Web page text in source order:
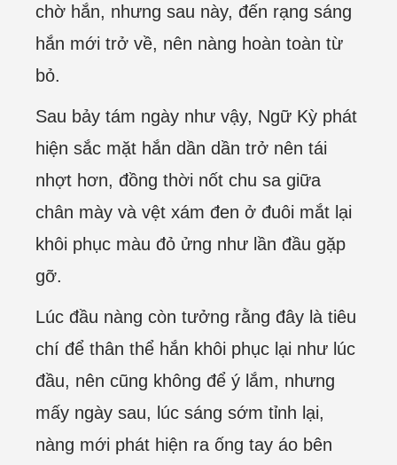
chờ hắn, nhưng sau này, đến rạng sáng
hắn mới trở về, nên nàng hoàn toàn từ
bỏ.
Sau bảy tám ngày như vậy, Ngữ Kỳ phát
hiện sắc mặt hắn dần dần trở nên tái
nhợt hơn, đồng thời nốt chu sa giữa
chân mày và vệt xám đen ở đuôi mắt lại
khôi phục màu đỏ ửng như lần đầu gặp
gỡ.
Lúc đầu nàng còn tưởng rằng đây là tiêu
chí để thân thể hắn khôi phục lại như lúc
đầu, nên cũng không để ý lắm, nhưng
mấy ngày sau, lúc sáng sớm tỉnh lại,
nàng mới phát hiện ra ống tay áo bên